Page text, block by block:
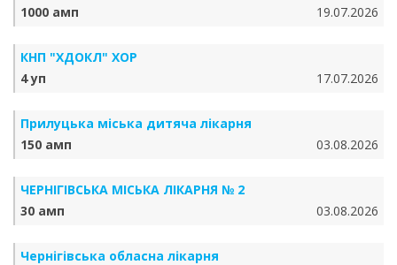
1000 амп
19.07.2026
КНП "ХДОКЛ" ХОР
4 уп
17.07.2026
Прилуцька міська дитяча лікарня
150 амп
03.08.2026
ЧЕРНІГІВСЬКА МІСЬКА ЛІКАРНЯ № 2
30 амп
03.08.2026
Чернігівська обласна лікарня